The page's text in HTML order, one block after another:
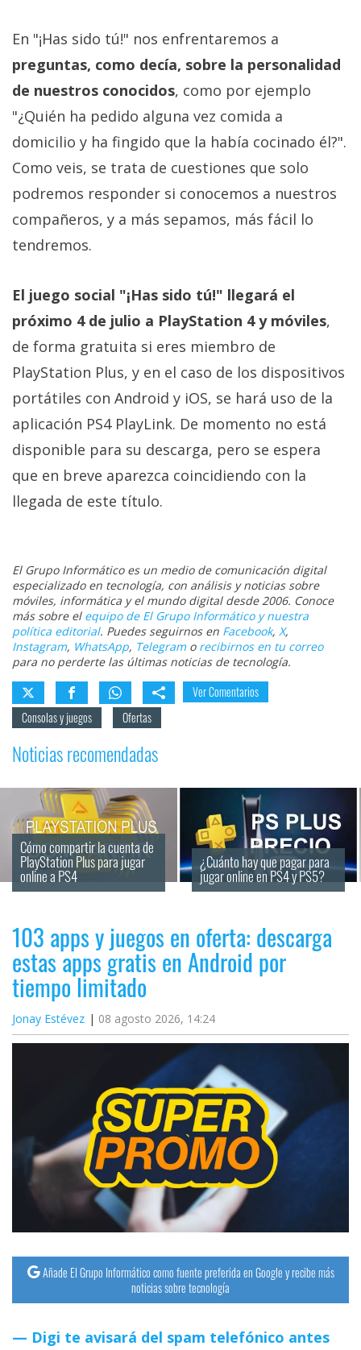
En "¡Has sido tú!" nos enfrentaremos a
preguntas, como decía, sobre la personalidad
de nuestros conocidos, como por ejemplo
"¿Quién ha pedido alguna vez comida a
domicilio y ha fingido que la había cocinado él?".
Como veis, se trata de cuestiones que solo
podremos responder si conocemos a nuestros
compañeros, y a más sepamos, más fácil lo
tendremos.
El juego social "¡Has sido tú!" llegará el
próximo 4 de julio a PlayStation 4 y móviles,
de forma gratuita si eres miembro de
PlayStation Plus, y en el caso de los dispositivos
portátiles con Android y iOS, se hará uso de la
aplicación PS4 PlayLink. De momento no está
disponible para su descarga, pero se espera
que en breve aparezca coincidiendo con la
llegada de este título.
El Grupo Informático es un medio de comunicación digital
especializado en tecnología, con análisis y noticias sobre
móviles, informática y el mundo digital desde 2006. Conoce
más sobre el equipo de El Grupo Informático y nuestra
política editorial. Puedes seguirnos en Facebook, X,
Instagram, WhatsApp, Telegramo recibirnos en tu correo
para no perderte las últimas noticias de tecnología.
Ver Comentarios
Consolas y juegos
Ofertas
Noticias recomendadas
Cómo compartir la cuenta de
PlayStation Plus para jugar
online a PS4
¿Cuánto hay que pagar para
jugar online en PS4 y PS5?
103 apps y juegos en oferta: descarga
estas apps gratis en Android por
tiempo limitado
Jonay Estévez 08 agosto 2026, 14:24
Añade El Grupo Informático como fuente preferida en Google y recibe más
noticias sobre tecnología
Digi te avisará del spam telefónico antes